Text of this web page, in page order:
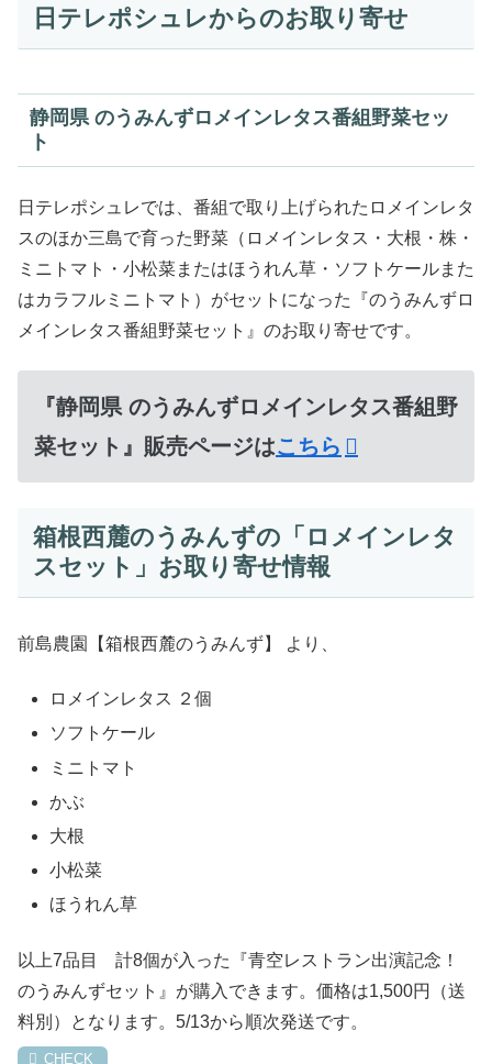
日テレポシュレからのお取り寄せ
静岡県 のうみんずロメインレタス番組野菜セッ
ト
日テレポシュレでは、番組で取り上げられたロメインレタ
スのほか三島で育った野菜（ロメインレタス・大根・株・
ミニトマト・小松菜またはほうれん草・ソフトケールまた
はカラフルミニトマト）がセットになった『のうみんずロ
メインレタス番組野菜セット』のお取り寄せです。
『静岡県 のうみんずロメインレタス番組野
菜セット』販売ページはこちら
箱根西麓のうみんずの「ロメインレタ
スセット」お取り寄せ情報
前島農園【箱根西麓のうみんず】 より、
ロメインレタス ２個
ソフトケール
ミニトマト
かぶ
大根
小松菜
ほうれん草
以上7品目 計8個が入った『青空レストラン出演記念！
のうみんずセット』が購入できます。価格は1,500円（送
料別）となります。5/13から順次発送です。